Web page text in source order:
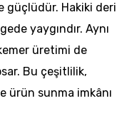
güçlüdür. Hakiki deri
yaygındır. Aynı
üretimi de
Bu çeşitlilik,
ürün sunma imkânı